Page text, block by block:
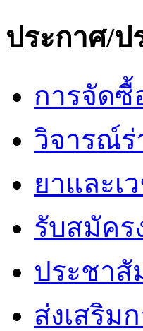
ประกาศ/
การจัดซื้
วิจารณ์ร่
ยาและ
รับสมัคร
ประชาสั
ส่งเสริม